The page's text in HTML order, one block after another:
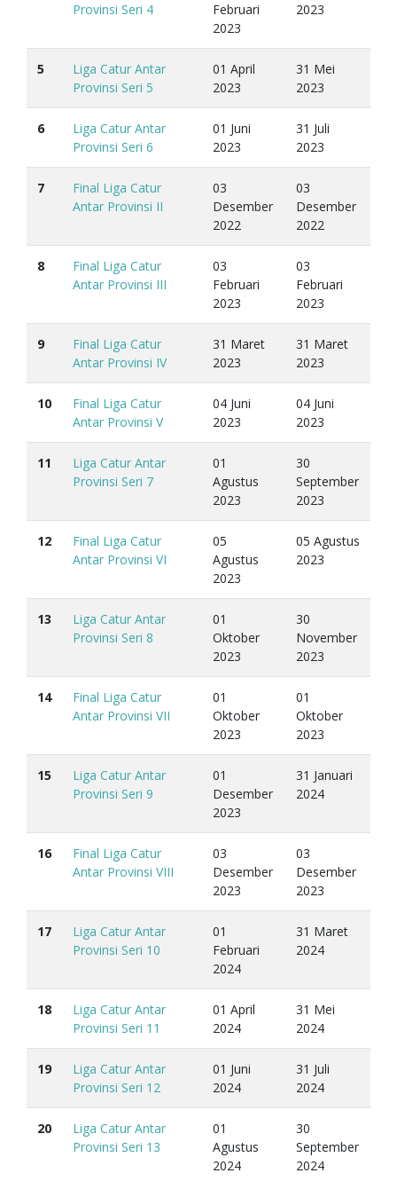
Provinsi Seri 4
Februari
2023
2023
5
Liga Catur Antar
Provinsi Seri 5
01 April
2023
31 Mei
2023
6
Liga Catur Antar
Provinsi Seri 6
01 Juni
2023
31 Juli
2023
7
Final Liga Catur
Antar Provinsi II
03
Desember
2022
03
Desember
2022
8
Final Liga Catur
Antar Provinsi III
03
Februari
2023
03
Februari
2023
9
Final Liga Catur
Antar Provinsi IV
31 Maret
2023
31 Maret
2023
10
Final Liga Catur
Antar Provinsi V
04 Juni
2023
04 Juni
2023
11
Liga Catur Antar
Provinsi Seri 7
01
Agustus
2023
30
September
2023
12
Final Liga Catur
Antar Provinsi VI
05
Agustus
2023
05 Agustus
2023
13
Liga Catur Antar
Provinsi Seri 8
01
Oktober
2023
30
November
2023
14
Final Liga Catur
Antar Provinsi VII
01
Oktober
2023
01
Oktober
2023
15
Liga Catur Antar
Provinsi Seri 9
01
Desember
2023
31 Januari
2024
16
Final Liga Catur
Antar Provinsi VIII
03
Desember
2023
03
Desember
2023
17
Liga Catur Antar
Provinsi Seri 10
01
Februari
2024
31 Maret
2024
18
Liga Catur Antar
Provinsi Seri 11
01 April
2024
31 Mei
2024
19
Liga Catur Antar
Provinsi Seri 12
01 Juni
2024
31 Juli
2024
20
Liga Catur Antar
Provinsi Seri 13
01
Agustus
2024
30
September
2024